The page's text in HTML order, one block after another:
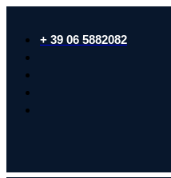
+ 39 06 5882082